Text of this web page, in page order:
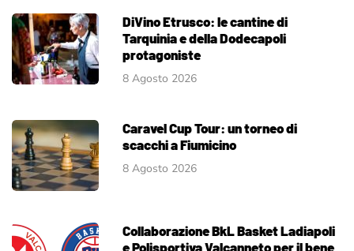
DiVino Etrusco: le cantine di
Tarquinia e della Dodecapoli
protagoniste
8 Agosto 2026
Caravel Cup Tour: un torneo di
scacchi a Fiumicino
8 Agosto 2026
Collaborazione BkL Basket Ladiapoli
e Polisportiva Valcanneto per il bene